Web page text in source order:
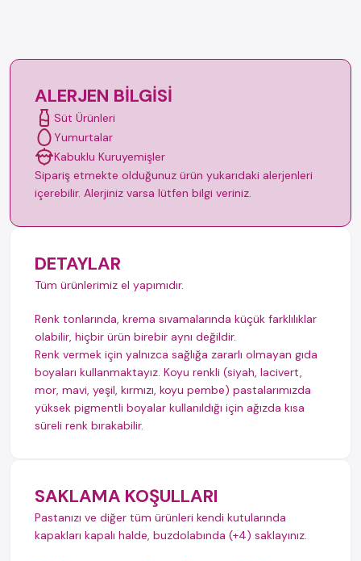
ALERJEN BILGISI
Süt Ürünleri
Yumurtalar
Kabuklu Kuruyemişler
Sipariş etmekte olduğunuz ürün yukarıdaki alerjenleri
içerebilir. Alerjiniz varsa lütfen bilgi veriniz.
DETAYLAR
Tüm ürünlerimiz el yapımıdır.
Renk tonlarında, krema sıvamalarında küçük farklılıklar
olabilir, hiçbir ürün birebir aynı değildir.
Renk vermek için yalnızca sağlığa zararlı olmayan gıda
boyaları kullanmaktayız. Koyu renkli (siyah, lacivert,
mor, mavi, yeşil, kırmızı, koyu pembe) pastalarımızda
yüksek pigmentli boyalar kullanıldığı için ağızda kısa
süreli renk bırakabilir.
SAKLAMA KOŞULLARI
Pastanızı ve diğer tüm ürünleri kendi kutularında
kapakları kapalı halde, buzdolabında (+4) saklayınız.